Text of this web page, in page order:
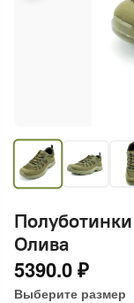
Олива
5390.0 ₽
Выберите размер